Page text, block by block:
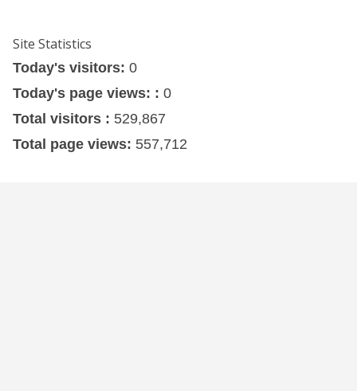
Site Statistics
Today's visitors: 0
Today's page views: : 0
Total visitors : 529,867
Total page views: 557,712